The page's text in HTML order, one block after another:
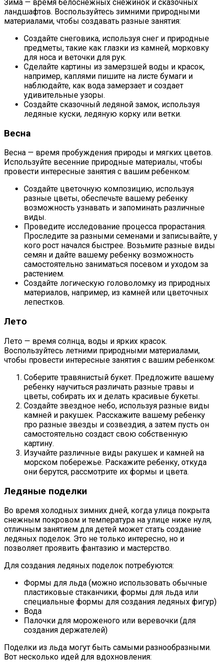
Зима — время белоснежных снежинок и сказочных
ландшафтов. Воспользуйтесь зимними природными
материалами, чтобы создавать разные занятия:
Создайте снеговика, используя снег и природные
предметы, такие как глазки из камней, морковку
для носа и веточки для рук.
Сделайте картины из замерзшей воды и красок,
например, каплями пишите на листе бумаги и
наблюдайте, как вода замерзает и создает
удивительные узоры.
Создайте сказочный ледяной замок, используя
ледяные куски, ледяную корку или ветки.
Весна
Весна — время пробуждения природы и мягких цветов.
Используйте весенние природные материалы, чтобы
провести интересные занятия с вашим ребенком:
Создайте цветочную композицию, используя
разные цветы, обеспечьте вашему ребенку
возможность узнавать и запоминать различные
виды.
Проведите исследование процесса прорастания.
Проследите за разными семенами и записывайте, у
кого рост начался быстрее. Возьмите разные виды
семян и дайте вашему ребенку возможность
самостоятельно заниматься посевом и уходом за
растением.
Создайте логическую головоломку из природных
материалов, например, из камней или цветочных
лепестков.
Лето
Лето — время солнца, воды и ярких красок.
Воспользуйтесь летними природными материалами,
чтобы провести интересные занятия с вашим ребенком:
Соберите травянистый букет. Предложите вашему
ребенку научиться различать разные травы и
цветы, собирать их и делать красивые букеты.
Создайте звездное небо, используя разные виды
камней и ракушек. Расскажите вашему ребенку
про разные звезды и созвездия, а затем пусть он
самостоятельно создаст свою собственную
картину.
Изучайте различные виды ракушек и камней на
морском побережье. Раскажите ребенку, откуда
они берутся, рассмотрите их формы и цвета.
Ледяные поделки
Во время холодных зимних дней, когда улица покрыта
снежным покровом и температура на улице ниже нуля,
отличным занятием для детей может стать создание
ледяных поделок. Это не только интересно, но и
позволяет проявить фантазию и мастерство.
Для создания ледяных поделок потребуются:
Формы для льда (можно использовать обычные
пластиковые стаканчики, формы для льда или
специальные формы для создания ледяных фигур)
Вода
Палочки для мороженого или веревочки (для
создания держателей)
Поделки из льда могут быть самыми разнообразными.
Вот несколько идей для вдохновления: